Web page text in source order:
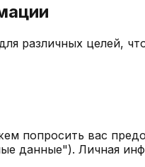
различных целей,
попросить вас
данные"). Личная